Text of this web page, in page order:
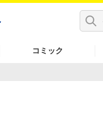
コミック